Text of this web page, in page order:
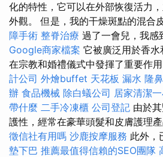
化的特性，它可以在外部恢復活力
外觀。 但是，我的干燥斑點的混合
障手術 整脊治療 過了一會兒，我感
Google商家檔案 它被廣泛用於香水
在宗教和婚禮儀式中發揮了重要作用
計公司 外燴buffet 天花板 漏水 隆
辦 食品機械 除白蟻公司 居家清潔
帶什麼 二手冷凍櫃 公司登記 由於
護性，經常在豪華頭髮和皮膚護理
徵信社有用嗎 沙鹿按摩服務 此外，
墊下巴 推薦最值得信賴的SEO團隊